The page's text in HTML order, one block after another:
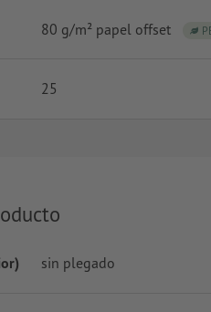
80 g/m² papel offset
25
sin plegado